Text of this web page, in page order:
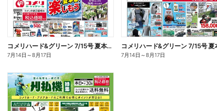
コメリハード&グリーン 7/15号 夏本番を楽しもう オモテ
7月14日 ～8月17日 7月14日 ～8月17日